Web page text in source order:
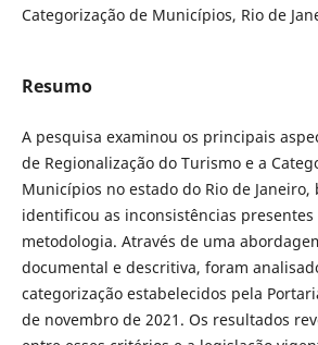
Categorização de Municípios, Rio de
Resumo
A pesquisa examinou os principais
de Regionalização do Turismo e a
Municípios no estado do Rio de Janeiro,
identificou as inconsistências presentes
metodologia. Através de uma
documental e descritiva, foram
categorização estabelecidos pela
de novembro de 2021. Os resultados